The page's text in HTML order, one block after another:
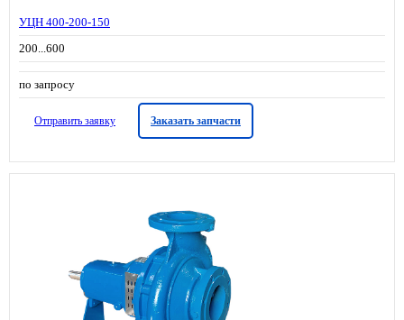
УЦН 400-200-150
200...600
по запросу
Отправить заявку Заказать запчасти